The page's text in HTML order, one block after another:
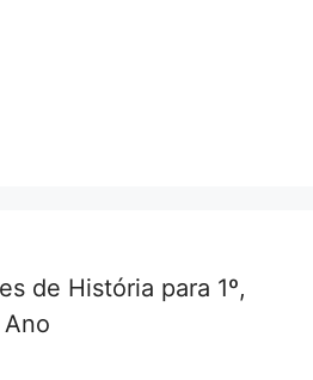
de História para 1º,
Ano